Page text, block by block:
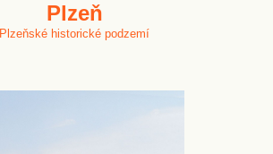
Plzeň
Plzeňské historické podzemí